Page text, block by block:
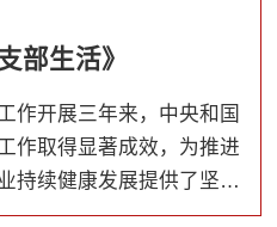
部生活》
作开展三年来，中央和国
作取得显著成效，为推进
持续健康发展提供了坚强
业协会商会党组织和广大